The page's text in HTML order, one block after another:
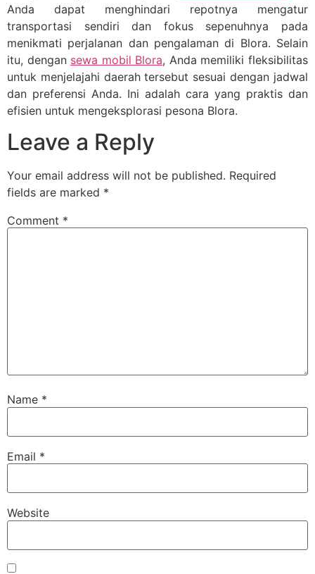
Anda dapat menghindari repotnya mengatur
transportasi sendiri dan fokus sepenuhnya pada
menikmati perjalanan dan pengalaman di Blora. Selain
itu, dengan sewa mobil Blora, Anda memiliki fleksibilitas
untuk menjelajahi daerah tersebut sesuai dengan jadwal
dan preferensi Anda. Ini adalah cara yang praktis dan
efisien untuk mengeksplorasi pesona Blora.
Leave a Reply
Your email address will not be published. Required
fields are marked *
Comment *
Name *
Email *
Website